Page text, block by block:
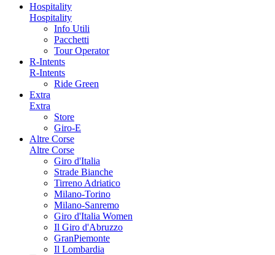
Hospitality
Hospitality
Info Utili
Pacchetti
Tour Operator
R-Intents
R-Intents
Ride Green
Extra
Extra
Store
Giro-E
Altre Corse
Altre Corse
Giro d'Italia
Strade Bianche
Tirreno Adriatico
Milano-Torino
Milano-Sanremo
Giro d'Italia Women
Il Giro d'Abruzzo
GranPiemonte
Il Lombardia